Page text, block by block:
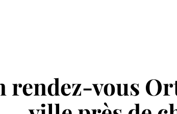
rendez-vous